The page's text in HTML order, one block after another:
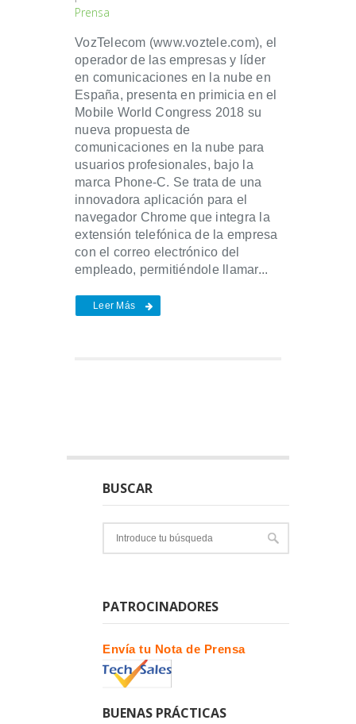
Prensa
VozTelecom (www.voztele.com), el
operador de las empresas y líder
en comunicaciones en la nube en
España, presenta en primicia en el
Mobile World Congress 2018 su
nueva propuesta de
comunicaciones en la nube para
usuarios profesionales, bajo la
marca Phone-C. Se trata de una
innovadora aplicación para el
navegador Chrome que integra la
extensión telefónica de la empresa
con el correo electrónico del
empleado, permitiéndole llamar...
Leer Más
BUSCAR
PATROCINADORES
Envía tu Nota de Prensa
BUENAS PRÁCTICAS